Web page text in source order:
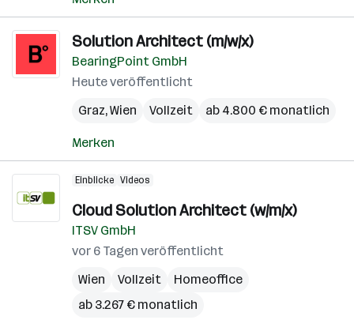
Solution Architect (m/w/x)
BearingPoint GmbH
Heute veröffentlicht
Graz,Wien Vollzeit ab 4.800 € monatlich
Merken
Einblicke Videos
Cloud Solution Architect (w/m/x)
ITSV GmbH
vor 6 Tagen veröffentlicht
Wien
Vollzeit
Homeoffice
ab 3.267 € monatlich